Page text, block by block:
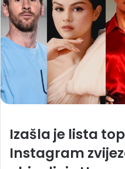
Izašla je lista
Instagram